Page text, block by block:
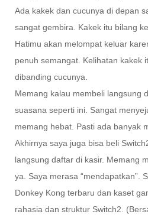
Ada kakek dan cucunya di depan
sangat gembira. Kakek itu bilang
Hatimu akan melompat keluar
penuh semangat. Kelihatan kakek
dibanding cucunya.
Memang kalau membeli langsung
suasana seperti ini. Sangat
memang hebat. Pasti ada banyak
Akhirnya saya juga bisa beli
langsung daftar di kasir. Memang
ya. Saya merasa “mendapatkan”.
Donkey Kong terbaru dan kaset
rahasia dan struktur Switch2.